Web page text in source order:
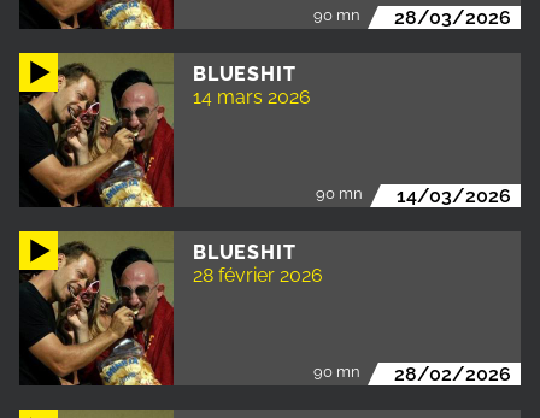
90 mn 28/03/2026
BLUESHIT
14 mars 2026
90 mn 14/03/2026
BLUESHIT
28 février 2026
90 mn 28/02/2026